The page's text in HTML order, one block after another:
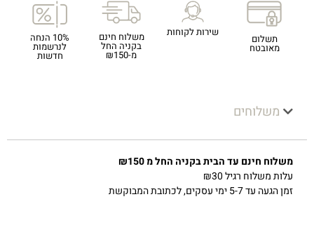
תשלום
מאובטח
שירות לקוחות משלוח חינם
בקניה החל
מ-₪150
10% הנחה
לנרשמות
חדשות
משלוחים
משלוח חינם עד הבית בקניה החל מ ₪150
עלות משלוח רגיל ₪30
זמן הגעה עד 5-7 ימי עסקים, לכתובת המבוקשת